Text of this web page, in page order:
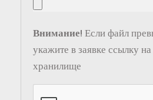
Внимание! Если файл
укажите в заявке ссылку
хранилище